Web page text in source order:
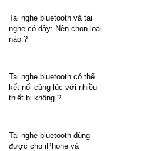
Tai nghe bluetooth và tai
nghe có dây: Nên chọn loại
nào ?
Tai nghe bluetooth có thể
kết nối cùng lúc với nhiều
thiết bị không ?
Tai nghe bluetooth dùng
được cho iPhone và